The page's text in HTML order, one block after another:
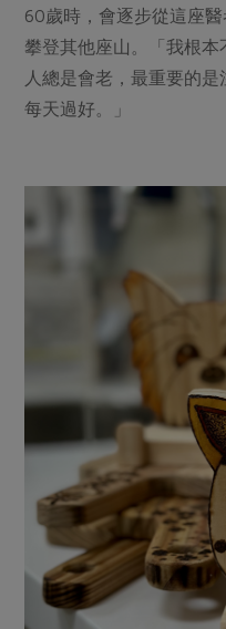
60歲時，會逐步從這座
攀登其他座山。「我根
人總是會老，最重要的
每天過好。」